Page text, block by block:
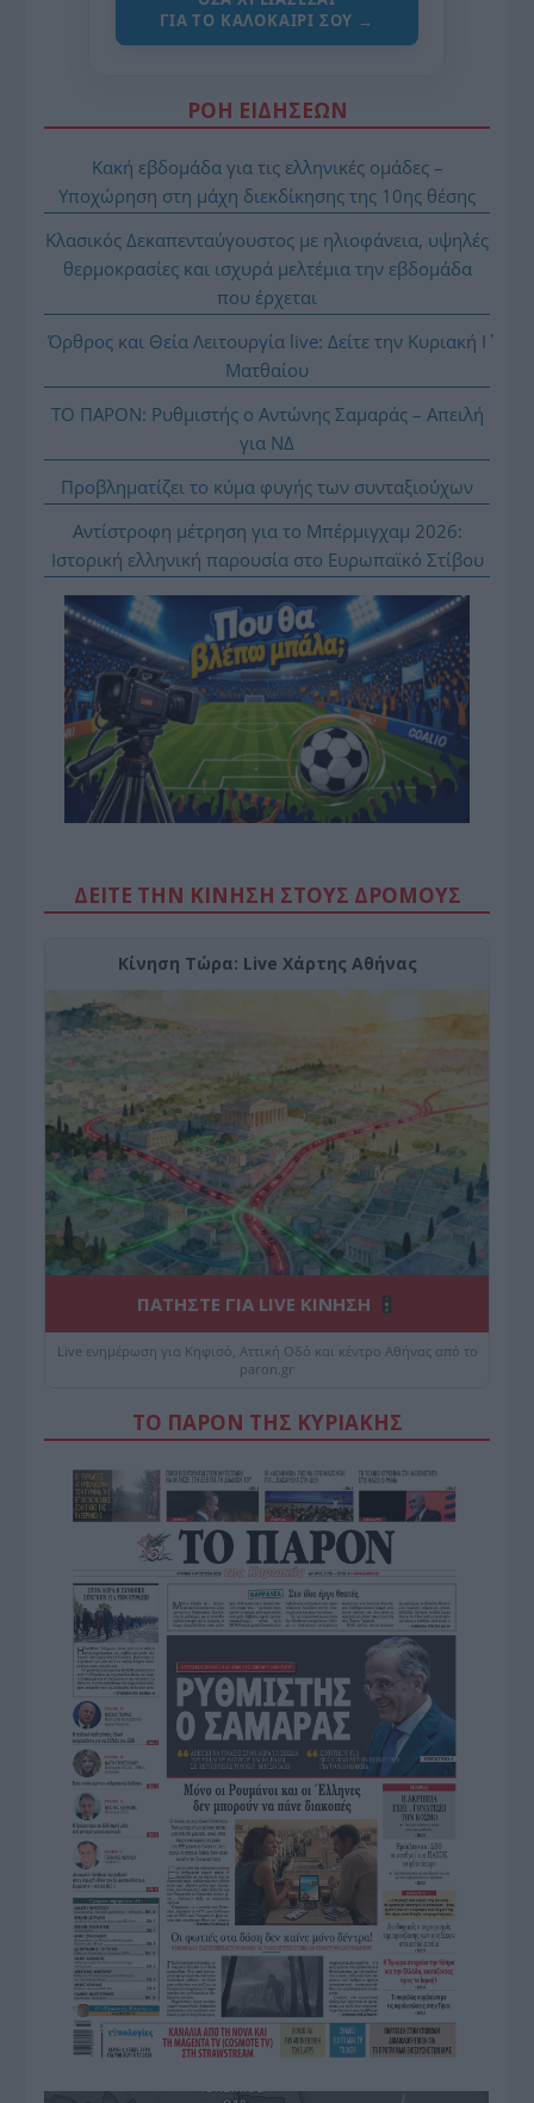
ΓΙΑ ΤΟ ΚΑΛΟΚΑΊΡΙ ΣΟΥ →
ΡΟΗ ΕΙΔΗΣΕΩΝ
Κακή εβδομάδα για τις ελληνικές ομάδες –
Υποχώρηση στη μάχη διεκδίκησης της 10ης θέσης
Κλασικός Δεκαπενταύγουστος με ηλιοφάνεια, υψηλές
θερμοκρασίες και ισχυρά μελτέμια την εβδομάδα
που έρχεται
Όρθρος και Θεία Λειτουργία live: Δείτε την Κυριακή Ι΄
Ματθαίου
ΤΟ ΠΑΡΟΝ: Ρυθμιστής ο Αντώνης Σαμαράς – Απειλή
για ΝΔ
Προβληματίζει το κύμα φυγής των συνταξιούχων
Αντίστροφη μέτρηση για το Μπέρμιγχαμ 2026:
Ιστορική ελληνική παρουσία στο Ευρωπαϊκό Στίβου
ΔΕΙΤΕ ΤΗΝ ΚΙΝΗΣΗ ΣΤΟΥΣ ΔΡΌΜΟΥΣ
Κίνηση Τώρα: Live Χάρτης Αθήνας
ΠΑΤΗΣΤΕ ΓΙΑ LIVE ΚΙΝΗΣΗ
Live ενημέρωση για Κηφισό, Αττική Οδό και κέντρο Αθήνας από το
paron.gr
ΤΟ ΠΑΡΟΝ ΤΗΣ ΚΥΡΙΑΚΗΣ